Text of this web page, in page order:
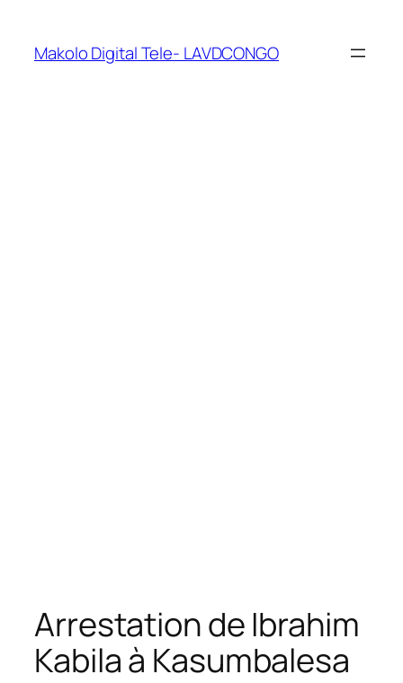
Makolo Digital Tele- LAVDCONGO
Arrestation de Ibrahim
Kabila à Kasumbalesa